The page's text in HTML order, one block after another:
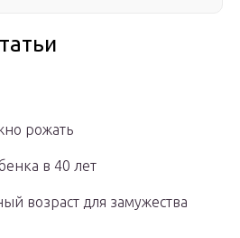
рожать
в 40 лет
возраст для замужества